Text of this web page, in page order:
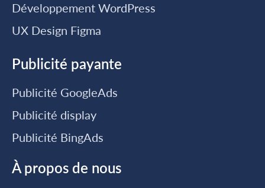
Développement WordPress
UX Design Figma
Publicité payante
Publicité GoogleAds
Publicité display
Publicité BingAds
À propos de nous